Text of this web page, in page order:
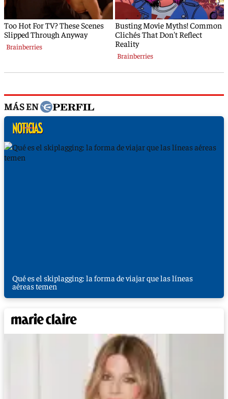
MÁS EN
Qué es el skiplagging: la forma de viajar que las líneas
aéreas temen